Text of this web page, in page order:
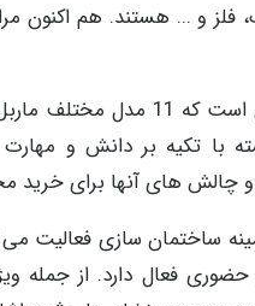
و ... هستند. هم اکنون
سلام دکور یکی از مجموعه
با تکیه بر دانش و
و چالش های آنها برای
دکور بیشتر از 16 سال در زمینه
فعال دارد. از جمله